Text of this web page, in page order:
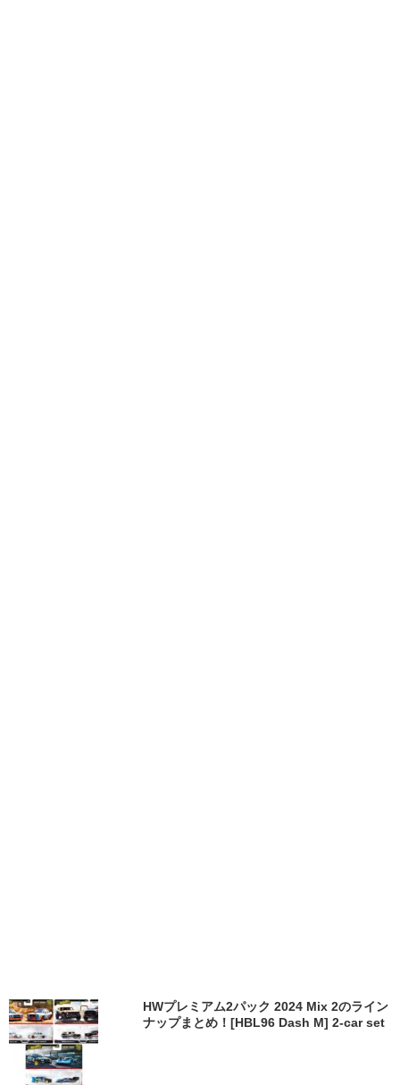
HWプレミアム2パック 2024 Mix 2のライン
ナップまとめ！[HBL96 Dash M] 2-car set